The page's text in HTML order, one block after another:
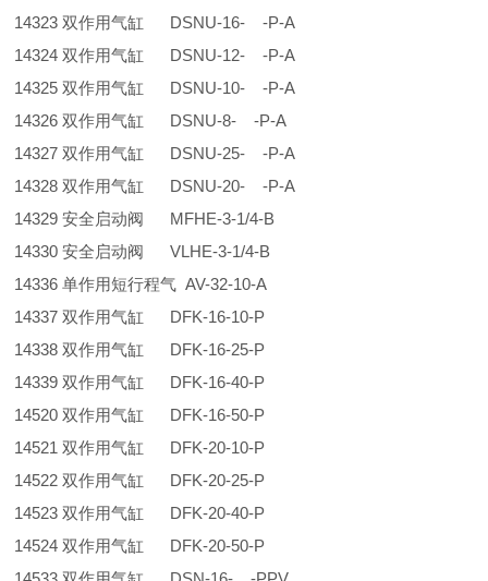
14323 双作用气缸 DSNU-16- -P-A
14324 双作用气缸 DSNU-12- -P-A
14325 双作用气缸 DSNU-10- -P-A
14326 双作用气缸 DSNU-8- -P-A
14327 双作用气缸 DSNU-25- -P-A
14328 双作用气缸 DSNU-20- -P-A
14329 安全启动阀 MFHE-3-1/4-B
14330 安全启动阀 VLHE-3-1/4-B
14336 单作用短行程气 AV-32-10-A
14337 双作用气缸 DFK-16-10-P
14338 双作用气缸 DFK-16-25-P
14339 双作用气缸 DFK-16-40-P
14520 双作用气缸 DFK-16-50-P
14521 双作用气缸 DFK-20-10-P
14522 双作用气缸 DFK-20-25-P
14523 双作用气缸 DFK-20-40-P
14524 双作用气缸 DFK-20-50-P